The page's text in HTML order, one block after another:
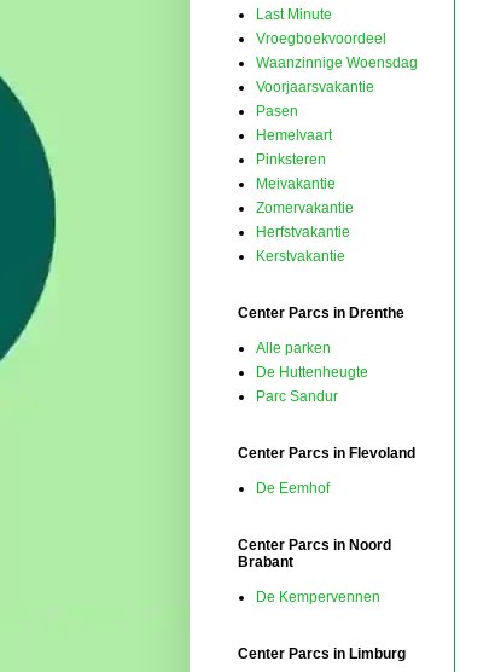
Last Minute
Vroegboekvoordeel
Waanzinnige Woensdag
Voorjaarsvakantie
Pasen
Hemelvaart
Pinksteren
Meivakantie
Zomervakantie
Herfstvakantie
Kerstvakantie
Center Parcs in Drenthe
Alle parken
De Huttenheugte
Parc Sandur
Center Parcs in Flevoland
De Eemhof
Center Parcs in Noord
Brabant
De Kempervennen
Center Parcs in Limburg